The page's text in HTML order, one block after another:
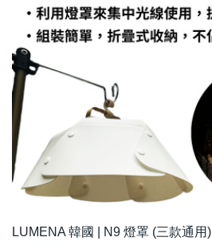
LUMENA 韓國 | N9 燈罩 (三款通用)